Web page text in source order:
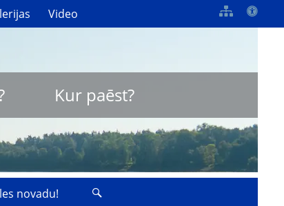
Video
Kur paēst?
novadu!